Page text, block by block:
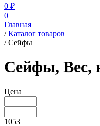
0 ₽
0
Главная
/ Каталог товаров
/ Сейфы
Сейфы, Вес,
Цена
1053